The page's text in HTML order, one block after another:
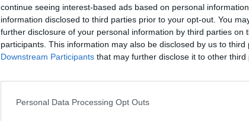
continue seeing interest-based ads based on personal
information disclosed to third parties prior to your opt-out. You
further disclosure of your personal information by third parties on
participants. This information may also be disclosed by us to third
Downstream Participants that may further disclose it to other third
Personal Data Processing Opt Outs